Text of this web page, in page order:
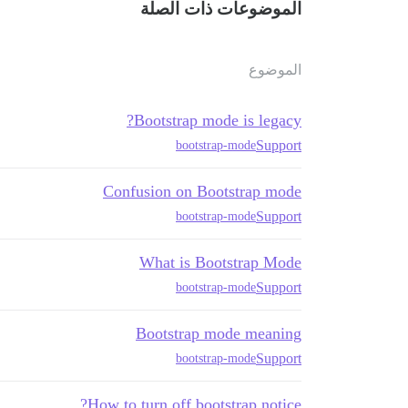
الموضوعات ذات الصلة
الموضوع
Bootstrap mode is legacy?
Support
bootstrap-mode
Confusion on Bootstrap mode
Support
bootstrap-mode
What is Bootstrap Mode
Support
bootstrap-mode
Bootstrap mode meaning
Support
bootstrap-mode
How to turn off bootstrap notice?